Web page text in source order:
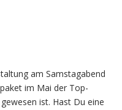
am Samstagabend
im Mai der Top-
ist. Hast Du eine